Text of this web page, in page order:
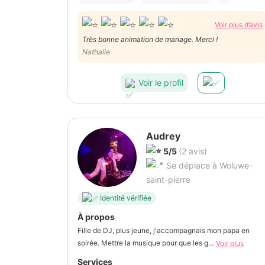
Voir plus d’avis
Très bonne animation de mariage. Merci !
Nathalie
Voir le profil
Audrey
5/5 (2 avis)
Se déplace à Woluwe-
saint-pierre
Identité vérifiée
À propos
Fille de DJ, plus jeune, j'accompagnais mon papa en
soirée. Mettre la musique pour que les g... Voir plus
Services